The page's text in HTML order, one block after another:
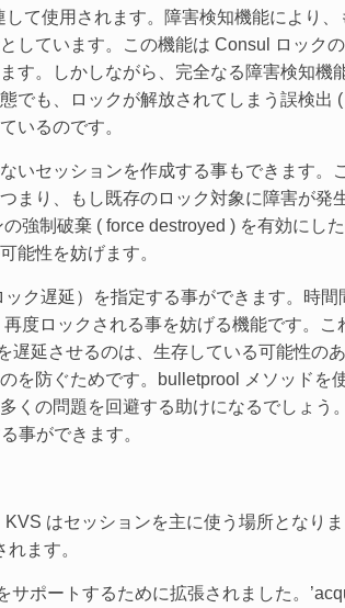
て使用されます。障害検知機能により
しています。この機能は Consul ロック
す。しかしながら、完全なる障害検知
でも、ロックが解放されてしまう誤検出
いるのです。
いセッションを作成する事もできます
まり、もし既存のロック対象に障害が
強制破棄 ( force destroyed ) を有効にし
能性を妨げます。
ック遅延）を指定する事ができます。時
再度ロックされる事を妨げる機能です。
遅延させるのは、生存している可能性の
を防ぐためです。bulletprool メソッドを
くの問題を回避する助けになるでしょ
事ができます。
はセッションを主に使う場所となり
ます。
サポートするために拡張されました。